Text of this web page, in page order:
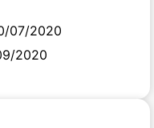
07/2020
2020